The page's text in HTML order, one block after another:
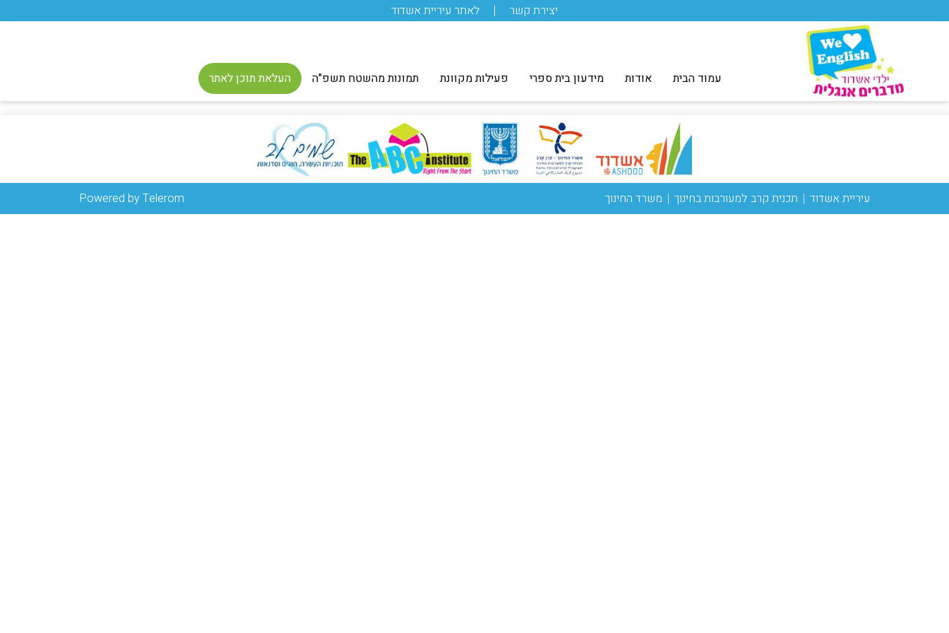
יצירת קשר לאתר עיריית אשדוד
עמוד הבית אודות מידעון בית ספרי פעילות מקוונת תמונות מהשטח תשפ"ה העלאת תוכן לאתר
עיריית אשדוד תכנית קרב למעורבות בחינוך משרד החינוך Powered by Telerom